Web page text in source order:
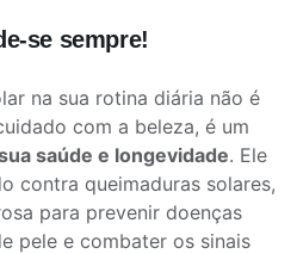
se sempre!
na sua rotina diária não é
com a beleza, é um
saúde e longevidade. Ele
contra queimaduras solares,
para prevenir doenças
pele e combater os sinais